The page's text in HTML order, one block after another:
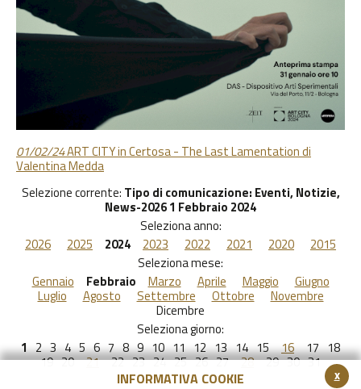
x
INFORMATIVA COOKIE
01/02/24ART CITY in Certosa - The Last Lamentation di
Valentina Medda
Selezione corrente: Tipo di comunicazione: Eventi, Notizie,
News-2026 1 Febbraio 2024
Seleziona anno:
2026
2025 2024 2023 2022 2021 2020
2015
Seleziona mese:
Gennaio
Febbraio Marzo Aprile Maggio Giugno
Luglio Agosto Settembre Ottobre Novembre
Dicembre
Seleziona giorno:
1 2 3 4 5 6 7 8 9 10 11 12 13 14 15 16 17 18
19 20 21 22 23 24 25 26 27 28 29 30 31